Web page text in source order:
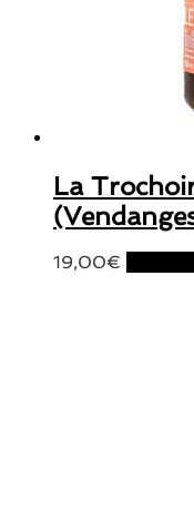
La
19,00€